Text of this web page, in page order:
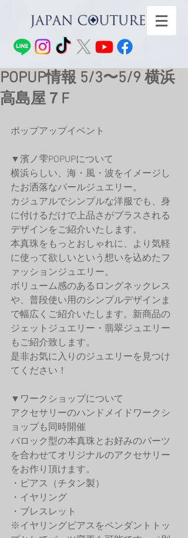
POPUP情報 5/3〜5/9 横浜
高島屋７F
ポップアップイベント
▼濱ノ雫POPUPについて
横浜らしい、海・風・波をイメージし
たお洒落なパールジュエリー。
カジュアルでシンプルな洋服でも、身
に付けるだけで上品さがプラスされる
デザインをご紹介いたします。
本真珠をもっとおしゃれに、より気軽
に使って欲しいという想いを込めたフ
ァッションジュエリー。
ボリューム感のあるロングネックレス
や、普段使い用のシンプルデザインま
で幅広くご紹介いたします。新商品の
ジェットジュエリー・翡翠ジュエリー
もご紹介致します。
是非お気に入りのジュエリーを見つけ
てください！
▼ワークショップについて
アクセサリーのハンドメイドワークシ
ョップも同時開催
バロック型の本真珠とお好みのパーツ
を合わせてオリジナルのアクセサリー
をお作り頂けます。
・ピアス（チタン製）
・イヤリング
・ブレスレット
※イヤリングピアスをペンダントトッ